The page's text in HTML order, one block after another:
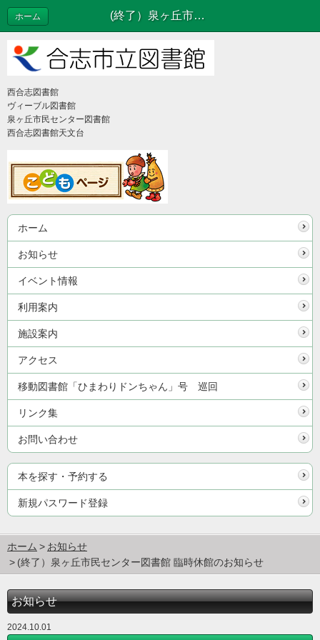
(終了）泉ヶ丘市民センター図書館 臨時休館のお知らせ | お知らせ
ホーム
西合志図書館
ヴィーブル図書館
泉ヶ丘市民センター図書館
西合志図書館天文台
ホーム
お知らせ
イベント情報
利用案内
施設案内
アクセス
移動図書館「ひまわりドンちゃん」号 巡回
リンク集
お問い合わせ
本を探す・予約する
新規パスワード登録
ホーム
お知らせ
(終了）泉ヶ丘市民センター図書館 臨時休館のお知らせ
お知らせ
2024.10.01